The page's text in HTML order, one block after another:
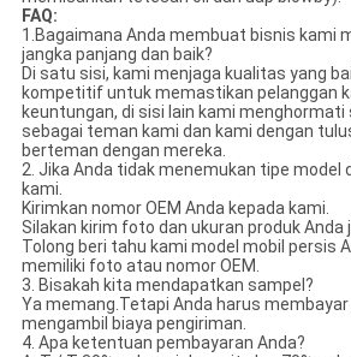
FAQ:
1.Bagaimana Anda membuat bisnis kami
jangka panjang dan baik?
Di satu sisi, kami menjaga kualitas yang
kompetitif untuk memastikan pelanggan
keuntungan, di sisi lain kami menghormati
sebagai teman kami dan kami dengan
berteman dengan mereka.
2. Jika Anda tidak menemukan tipe model
kami.
Kirimkan nomor OEM Anda kepada kami.
Silakan kirim foto dan ukuran produk Anda
Tolong beri tahu kami model mobil persis
memiliki foto atau nomor OEM.
3. Bisakah kita mendapatkan sampel?
Ya memang.Tetapi Anda harus
mengambil biaya pengiriman.
4. Apa ketentuan pembayaran Anda?